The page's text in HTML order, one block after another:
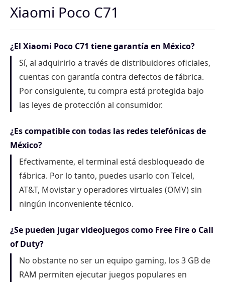
Xiaomi Poco C71
¿El Xiaomi Poco C71 tiene garantía en México?
Sí, al adquirirlo a través de distribuidores oficiales,
cuentas con garantía contra defectos de fábrica.
Por consiguiente, tu compra está protegida bajo
las leyes de protección al consumidor.
¿Es compatible con todas las redes telefónicas de
México?
Efectivamente, el terminal está desbloqueado de
fábrica. Por lo tanto, puedes usarlo con Telcel,
AT&T, Movistar y operadores virtuales (OMV) sin
ningún inconveniente técnico.
¿Se pueden jugar videojuegos como Free Fire o Call
of Duty?
No obstante no ser un equipo gaming, los 3 GB de
RAM permiten ejecutar juegos populares en